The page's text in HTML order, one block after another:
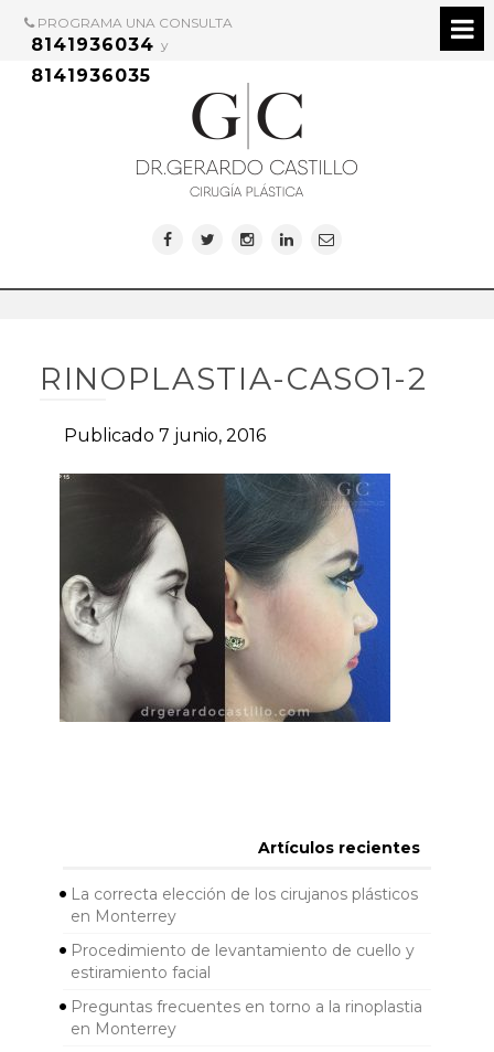
PROGRAMA UNA CONSULTA
8141936034 y
8141936035
RINOPLASTIA-CASO1-2
Publicado 7 junio, 2016
Artículos recientes
La correcta elección de los cirujanos plásticos
en Monterrey
Procedimiento de levantamiento de cuello y
estiramiento facial
Preguntas frecuentes en torno a la rinoplastia
en Monterrey